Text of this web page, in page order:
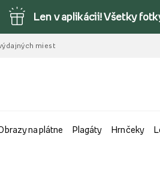
Len v aplikácii! Všetky
miest
na plátne Plagáty Hrnčeky